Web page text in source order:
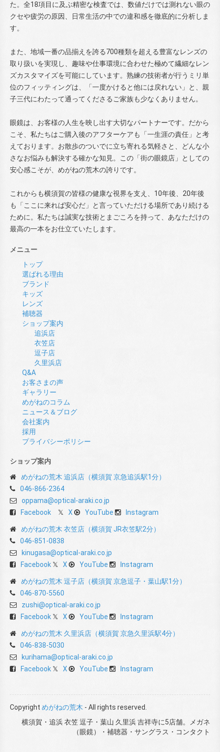
た。全18項目に及ぶ精密な検査では、数値だけでは測れない眼の
クセや疲労の原因、日常生活の中での違和感を徹底的に分析しま
す。
また、地域一番の品揃えを誇る700種類を超える豊富なレンズの
取り扱いを実現し、趣味や仕事環境に合わせた極めて繊細なレン
ズカスタマイズを可能にしています。熟練の技術者が行うミリ単
位のフィッティングは、「一度かけると他には戻れない」と、親
子三代にわたって通ってくださるご家族も少なくありません。
眼鏡は、お客様の人生を映し出す大切なパートナーです。だから
こそ、私たちはご購入後のアフターケアも「一生涯の責任」と考
えております。お散歩のついでに立ち寄れる気軽さと、どんな小
さなお悩みも解決する確かな知見。この「街の眼鏡店」としての
安心感こそが、めがねの荒木の誇りです。
これからも横須賀の皆様の健康な視界を支え、10年後、20年後
も「ここに来れば安心だ」と言っていただける場所であり続ける
ために。私たちは誠実な技術とまごころを持って、あなただけの
最高の一本をお仕立ていたします。
メニュー
トップ
選ばれる理由
ブランド
キッズ
レンズ
補聴器
ショップ案内
追浜店
衣笠店
逗子店
久里浜店
Q&A
お客さまの声
ギャラリー
めがねのコラム
ニュース＆ブログ
会社案内
採用
プライバシーポリシー
ショップ案内
めがねの荒木 追浜店（横須賀 京急追浜駅1分）
046-866-2364
oppama@optical-araki.co.jp
Facebook
X YouTube Instagram
めがねの荒木 衣笠店（横須賀 JR衣笠駅2分）
046-851-0838
kinugasa@optical-araki.co.jp
Facebook
X YouTube Instagram
めがねの荒木 逗子店（横須賀 京急逗子・葉山駅1分）
046-870-5560
zushi@optical-araki.co.jp
Facebook
X YouTube Instagram
めがねの荒木 久里浜店（横須賀 京急久里浜駅4分）
046-838-5030
kurihama@optical-araki.co.jp
Facebook
X YouTube Instagram
Copyright めがねの荒木 - All rights reserved.
横須賀・追浜 衣笠 逗子・葉山 久里浜 吉祥寺に5店舗。メガネ
（眼鏡）・補聴器・サングラス・コンタクト